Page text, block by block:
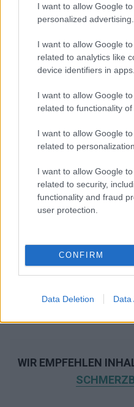
I want to allow Google
personalized advertising.
I want to allow Google
related to analytics like
device identifiers in apps.
I want to allow Google
related to functionality
I want to allow Google
related to personalization.
I want to allow Google
related to security,
functionality and fraud
user protection.
CONFIRM
Data Deletion Data
WIR EMPFEHLEN